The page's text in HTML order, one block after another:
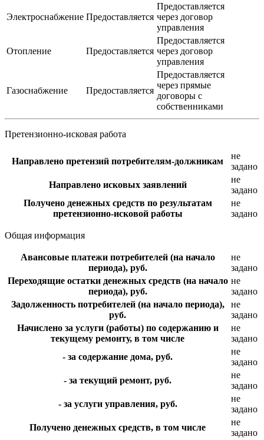
Электроснабжение Предоставляется
Предоставляется
через договор
управления
Отопление Предоставляется
Предоставляется
через договор
управления
Газоснабжение Предоставляется
Предоставляется
через прямые
договоры с
собственниками
Претензионно-исковая работа
Направлено претензий потребителям-должникам
не
задано
Направлено исковых заявлений
не
задано
Получено денежных средств по результатам
претензионно-исковой работы
не
задано
Общая информация
Авансовые платежи потребителей (на начало
периода), руб.
не
задано
Переходящие остатки денежных средств (на начало
периода), руб.
не
задано
Задолженность потребителей (на начало периода),
руб.
не
задано
Начислено за услуги (работы) по содержанию и
текущему ремонту, в том числе
не
задано
- за содержание дома, руб.
не
задано
- за текущий ремонт, руб.
не
задано
- за услуги управления, руб.
не
задано
Получено денежных средств, в том числе
не
задано